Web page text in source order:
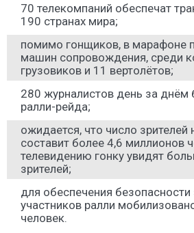
70 телекомпаний обеспечат
190 странах мира;
помимо гонщиков, в марафоне
машин сопровождения, среди
грузовиков и 11 вертолётов;
280 журналистов день за днём
ралли-рейда;
ожидается, что число зрителей
составит более 4,6 миллионов
телевидению гонку увидят
зрителей;
для обеспечения безопасности
участников ралли
человек.